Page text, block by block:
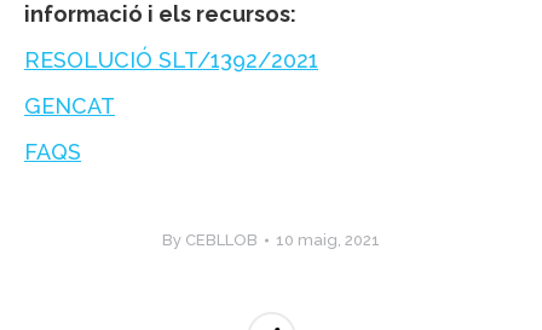
informació i els recursos:
RESOLUCIÓ SLT/1392/2021
GENCAT
FAQS
By CEBLLOB 10 maig, 2021